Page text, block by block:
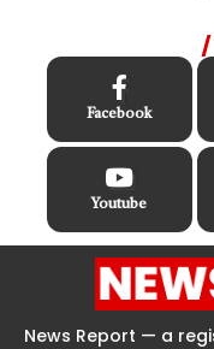
Facebook
Youtube
News Report — a